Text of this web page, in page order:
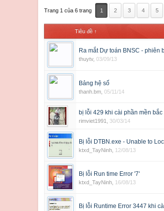
Trang 1 của 6 trang 1 2 3 4 5
Tiêu đề ↑
Ra mắt Dự toán BNSC - phiên
thuytv, 03/09/13
Bảng hệ số
thanh.bm 05/11/14
bị lỗi 429 khi cài phần mền bắc
rimviet1991 30/03/14
Bị lỗi DTBN.exe - Unable to
ktxd_TayNinh 12/08/13
Bị lỗi Run time Error '7'
ktxd_TayNinh 16/08/13
Bị lỗi Runtime Error 3447 khi